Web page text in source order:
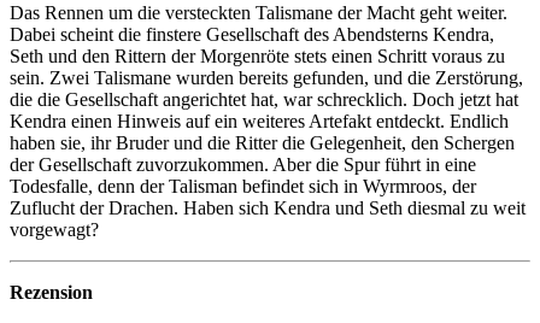
Das Rennen um die versteckten Talismane der Macht geht weiter.
Dabei scheint die finstere Gesellschaft des Abendsterns Kendra,
Seth und den Rittern der Morgenröte stets einen Schritt voraus zu
sein. Zwei Talismane wurden bereits gefunden, und die Zerstörung,
die die Gesellschaft angerichtet hat, war schrecklich. Doch jetzt hat
Kendra einen Hinweis auf ein weiteres Artefakt entdeckt. Endlich
haben sie, ihr Bruder und die Ritter die Gelegenheit, den Schergen
der Gesellschaft zuvorzukommen. Aber die Spur führt in eine
Todesfalle, denn der Talisman befindet sich in Wyrmroos, der
Zuflucht der Drachen. Haben sich Kendra und Seth diesmal zu weit
vorgewagt?
Rezension